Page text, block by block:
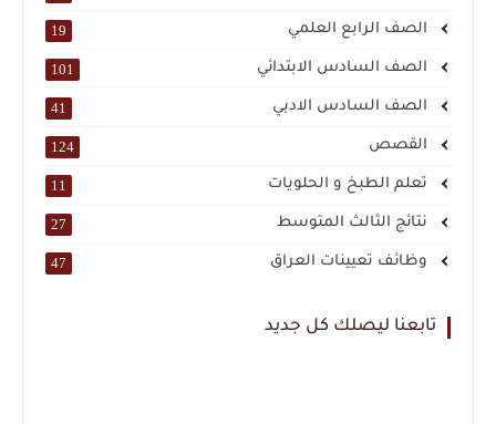
الصف الرابع العلمي 19
الصف السادس الابتدائي 101
الصف السادس الادبي 41
القصص 124
تعلم الطبخ و الحلويات 11
نتائج الثالث المتوسط 27
وظائف تعيينات العراق 47
تابعنا ليصلك كل جديد